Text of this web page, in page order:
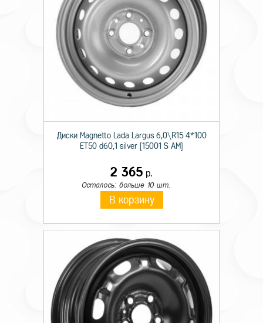
Диски Magnetto Lada Largus 6,0\R15 4*100
ET50 d60,1 silver [15001 S AM]
2 365 р.
Осталось: больше 10 шт.
В корзину